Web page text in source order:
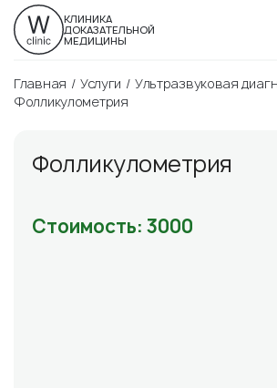
КЛИНИКА
ДОКАЗАТЕЛЬНОЙ
МЕДИЦИНЫ
Главная Услуги
Ультразвуковая
Фолликулометрия
Фолликулометрия
Стоимость: 3000